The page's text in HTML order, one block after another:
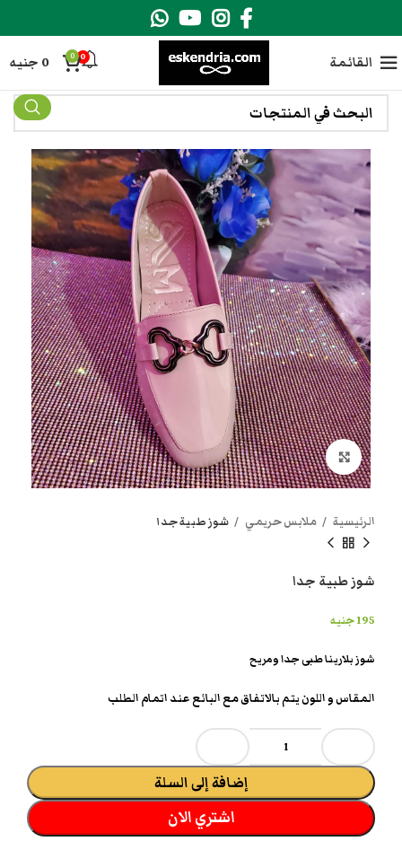
القائمة 0
0
0 جنيه
انقر هنا لتكبير الصورة
الرئيسية ملابس حريمي شوز طبية جدا
شوز طبية جدا
195جنيه
شوز بلارينا طبى جدا ومريح
المقاس و اللون يتم بالاتفاق مع البائع عند اتمام الطلب
إضافة إلى السلة
اشتري الان